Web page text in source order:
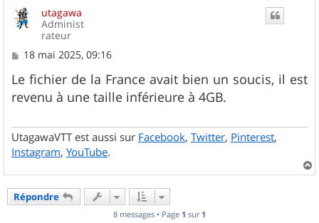
utagawa
Administ
rateur
M
s
s
a
18 mai 2025, 09:16
Le fichier de la France avait bien un soucis, il est
revenu à une taille inférieure à 4GB.
UtagawaVTT est aussi sur Facebook, Twitter, Pinterest,
Instagram, YouTube.
a
Répondre
8 messages • Page 1 sur 1